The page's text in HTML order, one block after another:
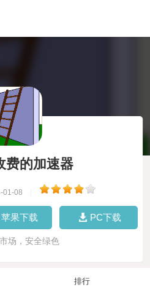
费的加速器
01-08
苹果下载 PC下载
场，安全绿色
排行